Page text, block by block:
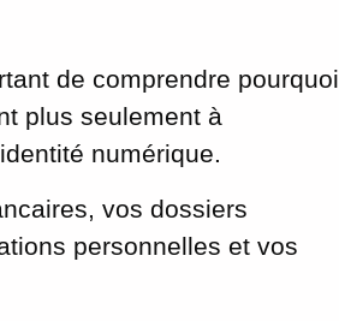
de comprendre pourquoi
plus seulement à
numérique.
vos dossiers
personnelles et vos